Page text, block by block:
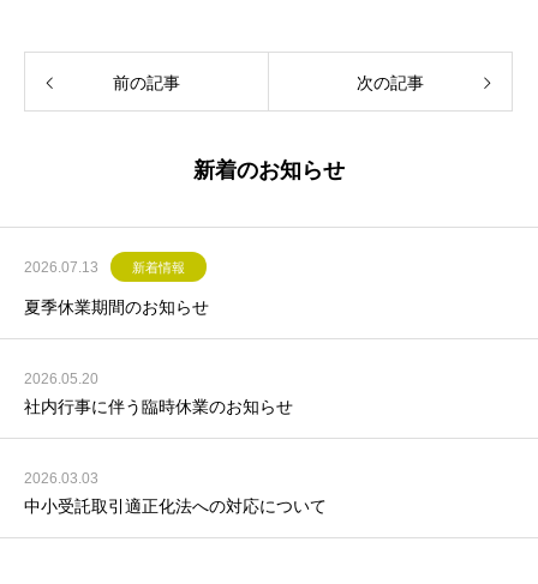
前の記事 次の記事
新着のお知らせ
2026.07.13 新着情報
夏季休業期間のお知らせ
2026.05.20
社内行事に伴う臨時休業のお知らせ
2026.03.03
中小受託取引適正化法への対応について